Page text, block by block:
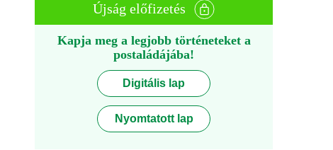
Újság előfizetés
Kapja meg a legjobb történeteket a
postaládájába!
Digitális lap
Nyomtatott lap